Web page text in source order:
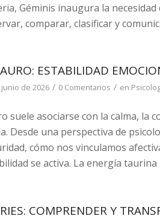
Géminis inaugura la
comparar, clasificar y
ESTABILIDAD
junio de 2026 / 0 Comentarios / en
suele asociarse con la calma, la
Desde una perspectiva de
cómo nos vinculamos
se activa. La energía
COMPRENDER Y